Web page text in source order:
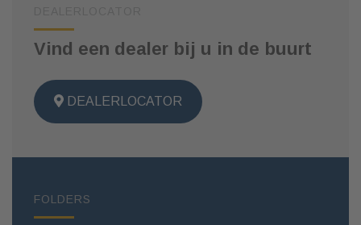
Vind een dealer bij u in de buurt
DEALERLOCATOR
FOLDERS